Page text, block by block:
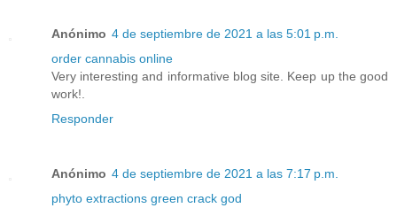
Anónimo 4 de septiembre de 2021 a las 5:01 p.m.
order cannabis online
Very interesting and informative blog site. Keep up the good
work!.
Responder
Anónimo 4 de septiembre de 2021 a las 7:17 p.m.
phyto extractions green crack god